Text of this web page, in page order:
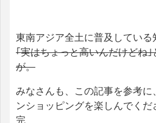
東南アジア全土に普及している
｢実はちょっと高いんだけどね
が。
みなさんも、この記事を参考に
ンショッピングを楽しんでくだ
完